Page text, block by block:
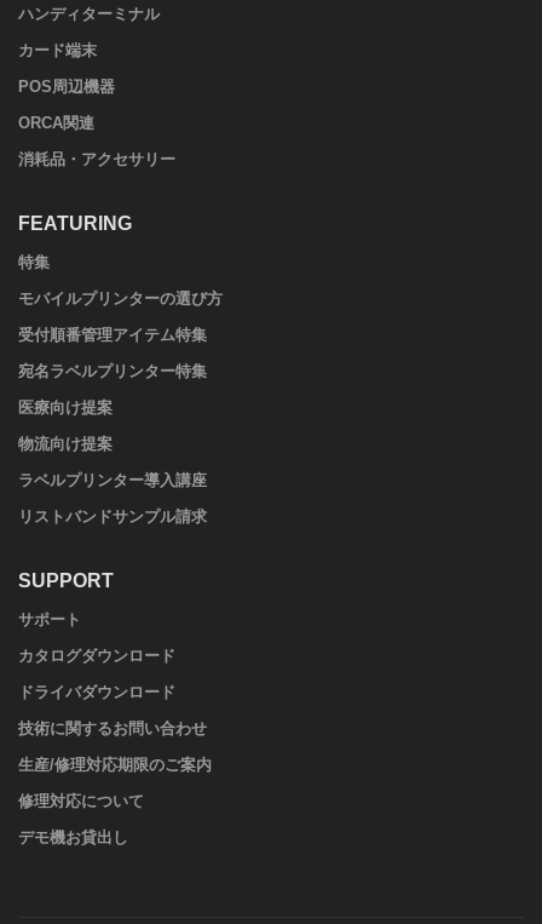
ハンディターミナル
カード端末
POS周辺機器
ORCA関連
消耗品・アクセサリー
FEATURING
特集
モバイルプリンターの選び方
受付順番管理アイテム特集
宛名ラベルプリンター特集
医療向け提案
物流向け提案
ラベルプリンター導入講座
リストバンドサンプル請求
SUPPORT
サポート
カタログダウンロード
ドライバダウンロード
技術に関するお問い合わせ
生産/修理対応期限のご案内
修理対応について
デモ機お貸出し